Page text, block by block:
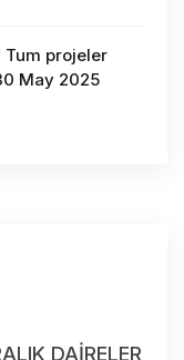
Tum projeler
May 2025
DAİRELER